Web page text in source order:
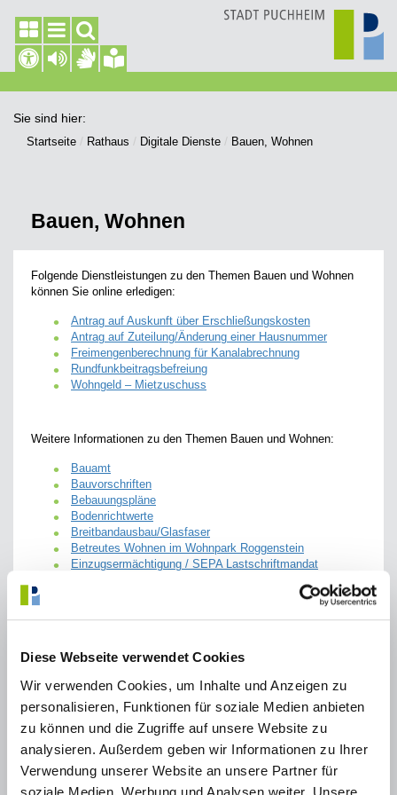
Diese Webseite verwendet Cookies
Wir verwenden Cookies, um Inhalte und Anzeigen zu
personalisieren, Funktionen für soziale Medien anbieten
zu können und die Zugriffe auf unsere Website zu
analysieren. Außerdem geben wir Informationen zu Ihrer
Verwendung unserer Website an unsere Partner für
soziale Medien, Werbung und Analysen weiter. Unsere
Sie sind hier:
Startseite Rathaus Digitale Dienste Bauen, Wohnen
Bauen, Wohnen
Folgende Dienstleistungen zu den Themen Bauen und Wohnen
können Sie online erledigen:
Antrag auf Auskunft über Erschließungskosten
Antrag auf Zuteilung/Änderung einer Hausnummer
Freimengenberechnung für Kanalabrechnung
Rundfunkbeitragsbefreiung
Wohngeld – Mietzuschuss
Weitere Informationen zu den Themen Bauen und Wohnen:
Bauamt
Bauvorschriften
Bebauungspläne
Bodenrichtwerte
Breitbandausbau/Glasfaser
Betreutes Wohnen im Wohnpark Roggenstein
Einzugsermächtigung / SEPA Lastschriftmandat
Wohngeldantrag
Kontakt
Bauverwaltung
Stadt Puchheim